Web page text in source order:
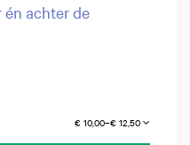
én achter de
€ 10,00–€ 12,50